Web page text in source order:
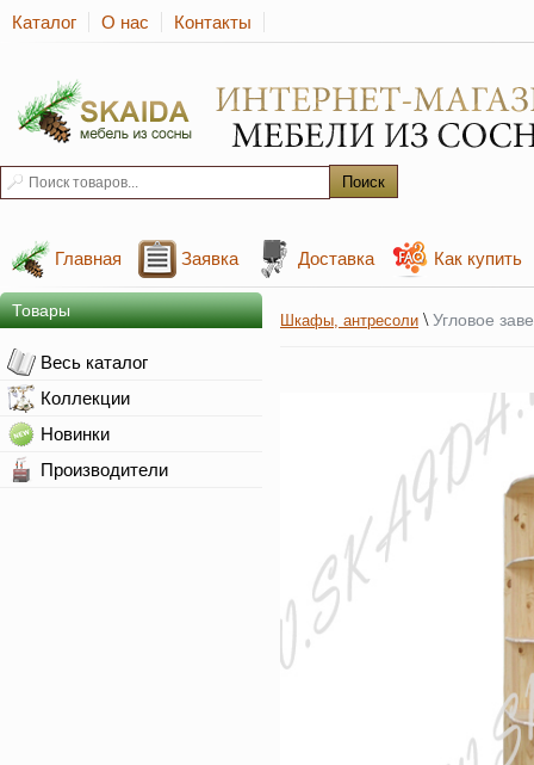
Каталог О нас Контакты
Главная Заявка Доставка Как купить
Товары
Весь каталог
Коллекции
Новинки
Производители
Шкафы, антресоли \ Угловое